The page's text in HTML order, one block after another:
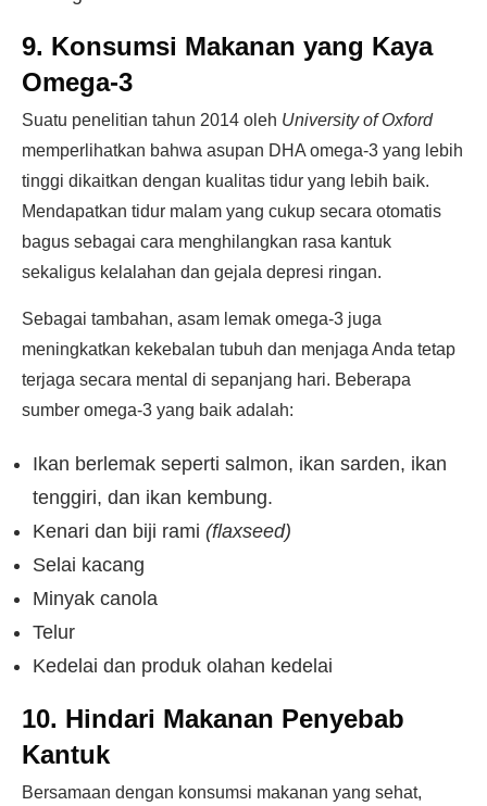
9. Konsumsi Makanan yang Kaya
Omega-3
Suatu penelitian tahun 2014 oleh University of Oxford
memperlihatkan bahwa asupan DHA omega-3 yang lebih
tinggi dikaitkan dengan kualitas tidur yang lebih baik.
Mendapatkan tidur malam yang cukup secara otomatis
bagus sebagai cara menghilangkan rasa kantuk
sekaligus kelalahan dan gejala depresi ringan.
Sebagai tambahan, asam lemak omega-3 juga
meningkatkan kekebalan tubuh dan menjaga Anda tetap
terjaga secara mental di sepanjang hari. Beberapa
sumber omega-3 yang baik adalah:
Ikan berlemak seperti salmon, ikan sarden, ikan
tenggiri, dan ikan kembung.
Kenari dan biji rami (flaxseed)
Selai kacang
Minyak canola
Telur
Kedelai dan produk olahan kedelai
10. Hindari Makanan Penyebab
Kantuk
Bersamaan dengan konsumsi makanan yang sehat,